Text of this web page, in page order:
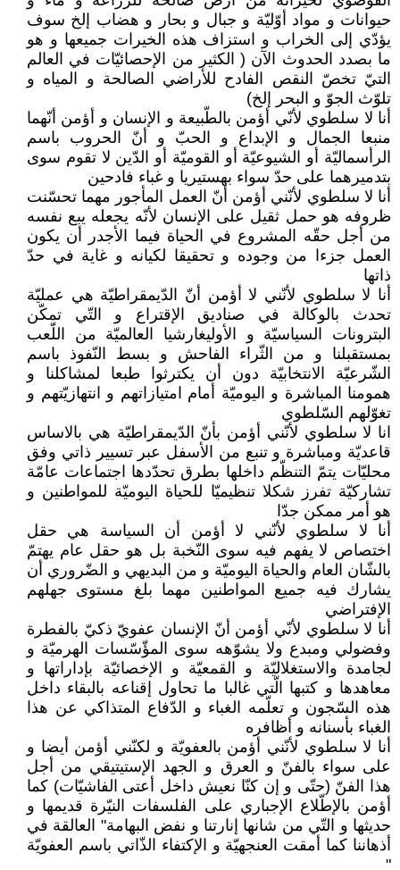
حيوانات و مواد أوّليّة و جبال و بحار و هضاب إلخ سوف
يؤدّي إلى الخراب و استزاف هذه الخيرات جميعها و هو
ما بصدد الحدوث الآن ( الكثير من الإحصائيّات في العالم
التيّ تخصّ النقص الفادح للأراضي الصالحة و المياه و
تلوّث الجوّ و البحر إلخ)
أنا لا سلطوي لأنّي أؤمن بالطّبيعة و الإنسان و أؤمن أنّهما
منبعا الجمال و الإبداع و الحبّ و أنّ الحروب باسم
الرأسماليّة أو الشيوعيّة أو القوميّة أو الدّين لا تقوم سوى
بتدميرهما على حدّ سواء بهستيريا و غباء فادحين
أنا لا سلطوي لأنّني أؤمن أنّ العمل المأجور مهما تحسّنت
ظروفه هو حمل ثقيل على الإنسان لأنّه يجعله يبع نفسه
من أجل حقّه المشروع في الحياة فيما الأجدر أن يكون
العمل جزءا من وجوده و تحقيقا لكيانه و غاية في حدّ
ذاتها
أنا لا سلطوي لأنّني لا أؤمن أنّ الدّيمقراطيّة هي عمليّة
تحدث بالوكالة في صناديق الإقتراع و التّي تمكّن
البترونات السياسيّة و الأوليغارشيا العالميّة من اللّعب
بمستقبلنا و من الثّراء الفاحش و بسط النّفوذ باسم
الشّرعيّة الانتخابيّة دون أن يكترثوا طبعا لمشاكلنا و
همومنا المباشرة و اليوميّة أمام امتيازاتهم و انتهازيّتهم و
تغوّلهم السّلطوي
انا لا سلطوي لأنّني أؤمن بأنّ الدّيمقراطيّة هي بالاساس
قاعديّة ومباشرة و تنبع من الأسفل عبر تسيير ذاتي وفق
محليّات يتمّ التنظّم داخلها بطرق تحدّدها اجتماعات عامّة
تشاركيّة تفرز شكلا تنظيميّا للحياة اليوميّة للمواطنين و
هو أمر ممكن جدّا
أنا لا سلطوي لأنّني لا أؤمن أن السياسة هي حقل
اختصاص لا يفهم فيه سوى النّخبة بل هو حقل عام يهتمّ
بالشّان العام والحياة اليوميّة و من البديهي و الضّروري أن
يشارك فيه جميع المواطنين مهما بلغ مستوى جهلهم
الإفتراضي
أنا لا سلطوي لأنّي أؤمن أنّ الإنسان عفويّ ذكيّ بالفطرة
وفضولي ومبدع ولا يشوّهه سوى المؤّسّسات الهرميّة و
لجامدة والاستغلاليّة و القمعيّة و الإخصائيّة بإداراتها و
معاهدها و كتبها الّتي غالبا ما تحاول إقناعه بالبقاء داخل
هذه السّجون و تعلّمه الغباء و الدّفاع المتذاكي عن هذا
الغباء بأسنانه و أظافره
أنا لا سلطوي لأنّني أؤمن بالعفويّة و لكنّني أؤمن أيضا و
على سواء بالفنّ و العرق و الجهد الإستيتيقي من أجل
هذا الفنّ (حتّى و إن كنّا نعيش داخل أعتى الفاشيّات) كما
أؤمن بالإطّلاع الإجباري على الفلسفات النيّرة قديمها و
حديثها و التّي من شانها إنارتنا و نفض البهامة" العالقة في
أذهاننا كما أمقت العنجهيّة و الإكتفاء الذّاتي باسم العفويّة
"